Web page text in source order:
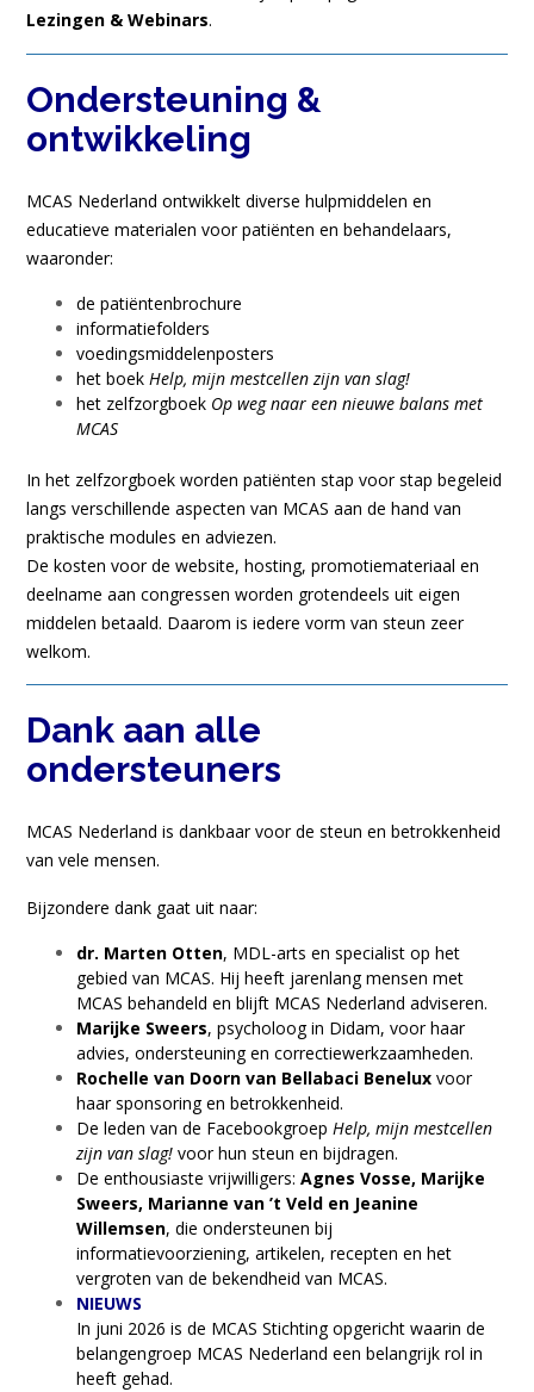
Lezingen & Webinars.
Ondersteuning &
ontwikkeling
MCAS Nederland ontwikkelt diverse hulpmiddelen en
educatieve materialen voor patiënten en behandelaars,
waaronder:
de patiëntenbrochure
informatiefolders
voedingsmiddelenposters
het boek Help, mijn mestcellen zijn van slag!
het zelfzorgboek Op weg naar een nieuwe balans met
MCAS
In het zelfzorgboek worden patiënten stap voor stap begeleid
langs verschillende aspecten van MCAS aan de hand van
praktische modules en adviezen.
De kosten voor de website, hosting, promotiemateriaal en
deelname aan congressen worden grotendeels uit eigen
middelen betaald. Daarom is iedere vorm van steun zeer
welkom.
Dank aan alle
ondersteuners
MCAS Nederland is dankbaar voor de steun en betrokkenheid
van vele mensen.
Bijzondere dank gaat uit naar:
dr. Marten Otten, MDL-arts en specialist op het
gebied van MCAS. Hij heeft jarenlang mensen met
MCAS behandeld en blijft MCAS Nederland adviseren.
Marijke Sweers, psycholoog in Didam, voor haar
advies, ondersteuning en correctiewerkzaamheden.
Rochelle van Doorn van Bellabaci Benelux voor
haar sponsoring en betrokkenheid.
De leden van de Facebookgroep Help, mijn mestcellen
zijn van slag! voor hun steun en bijdragen.
De enthousiaste vrijwilligers: Agnes Vosse, Marijke
Sweers, Marianne van ’t Veld en Jeanine
Willemsen, die ondersteunen bij
informatievoorziening, artikelen, recepten en het
vergroten van de bekendheid van MCAS.
NIEUWS
In juni 2026 is de MCAS Stichting opgericht waarin de
belangengroep MCAS Nederland een belangrijk rol in
heeft gehad.